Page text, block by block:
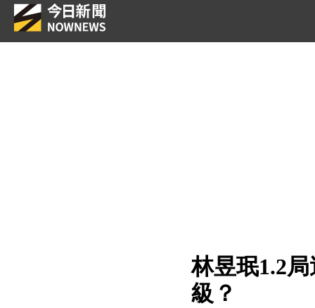
林昱珉1.2
級？